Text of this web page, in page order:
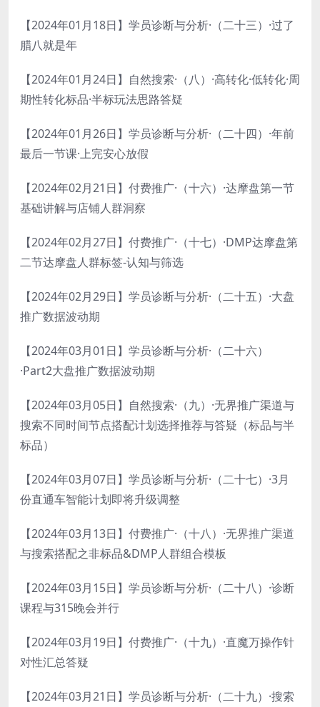
【2024年01月18日】学员诊断与分析·（二十三）·过了
腊八就是年
【2024年01月24日】自然搜索·（八）·高转化·低转化·周
期性转化标品·半标玩法思路答疑
【2024年01月26日】学员诊断与分析·（二十四）·年前
最后一节课·上完安心放假
【2024年02月21日】付费推广·（十六）·达摩盘第一节
基础讲解与店铺人群洞察
【2024年02月27日】付费推广·（十七）·DMP达摩盘第
二节达摩盘人群标签-认知与筛选
【2024年02月29日】学员诊断与分析·（二十五）·大盘
推广数据波动期
【2024年03月01日】学员诊断与分析·（二十六）
·Part2大盘推广数据波动期
【2024年03月05日】自然搜索·（九）·无界推广渠道与
搜索不同时间节点搭配计划选择推荐与答疑（标品与半
标品）
【2024年03月07日】学员诊断与分析·（二十七）·3月
份直通车智能计划即将升级调整
【2024年03月13日】付费推广·（十八）·无界推广渠道
与搜索搭配之非标品&DMP人群组合模板
【2024年03月15日】学员诊断与分析·（二十八）·诊断
课程与315晚会并行
【2024年03月19日】付费推广·（十九）·直魔万操作针
对性汇总答疑
【2024年03月21日】学员诊断与分析·（二十九）·搜索